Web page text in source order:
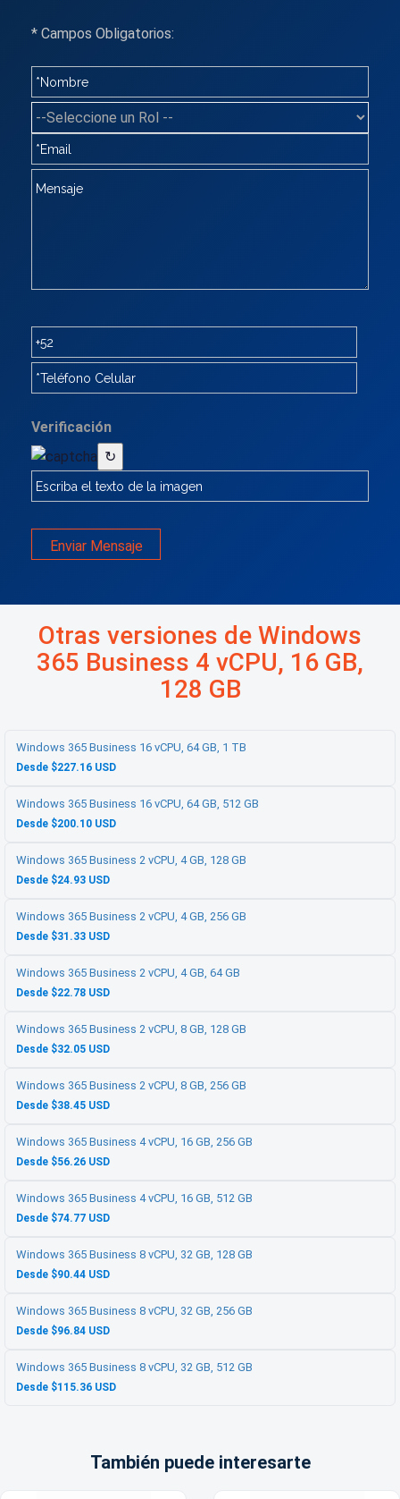
* Campos Obligatorios:
Verificación
↻
Enviar Mensaje
Otras versiones de Windows
365 Business 4 vCPU, 16 GB,
128 GB
Windows 365 Business 16 vCPU, 64 GB, 1 TB
Desde $227.16 USD
Windows 365 Business 16 vCPU, 64 GB, 512 GB
Desde $200.10 USD
Windows 365 Business 2 vCPU, 4 GB, 128 GB
Desde $24.93 USD
Windows 365 Business 2 vCPU, 4 GB, 256 GB
Desde $31.33 USD
Windows 365 Business 2 vCPU, 4 GB, 64 GB
Desde $22.78 USD
Windows 365 Business 2 vCPU, 8 GB, 128 GB
Desde $32.05 USD
Windows 365 Business 2 vCPU, 8 GB, 256 GB
Desde $38.45 USD
Windows 365 Business 4 vCPU, 16 GB, 256 GB
Desde $56.26 USD
Windows 365 Business 4 vCPU, 16 GB, 512 GB
Desde $74.77 USD
Windows 365 Business 8 vCPU, 32 GB, 128 GB
Desde $90.44 USD
Windows 365 Business 8 vCPU, 32 GB, 256 GB
Desde $96.84 USD
Windows 365 Business 8 vCPU, 32 GB, 512 GB
Desde $115.36 USD
También puede interesarte